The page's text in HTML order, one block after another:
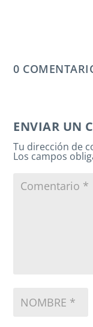
0
ENVIAR UN
Tu dirección de
Los campos